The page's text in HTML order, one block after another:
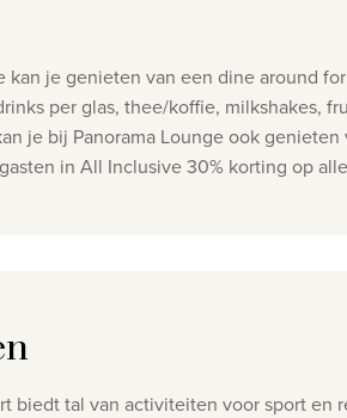
kan je genieten van een dine around
per glas, thee/koffie, milkshakes,
je bij Panorama Lounge ook
in All Inclusive 30% korting op
biedt tal van activiteiten voor sport